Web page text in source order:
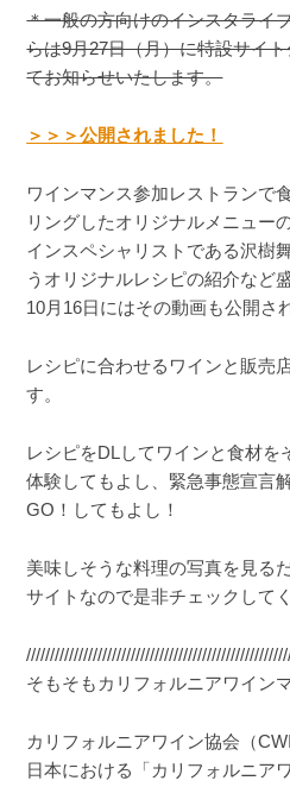
＊一般の方向けのインスタライ
らは9月27日（月）に特設サイ
てお知らせいたします。
＞＞＞公開されました！
ワインマンス参加レストランで
リングしたオリジナルメニュー
インスペシャリストである沢樹
うオリジナルレシピの紹介など
10月16日にはその動画も公開さ
レシピに合わせるワインと販売
す。
レシピをDLしてワインと食材を
体験してもよし、緊急事態宣言
GO！してもよし！
美味しそうな料理の写真を見る
サイトなので是非チェックして
そもそもカリフォルニアワイン
カリフォルニアワイン協会（
日本における「カリフォルニア